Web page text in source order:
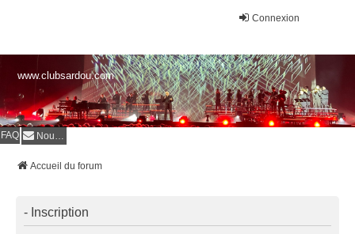
Connexion
www.clubsardou.com
FAQ Nous contacter
Accueil du forum
- Inscription